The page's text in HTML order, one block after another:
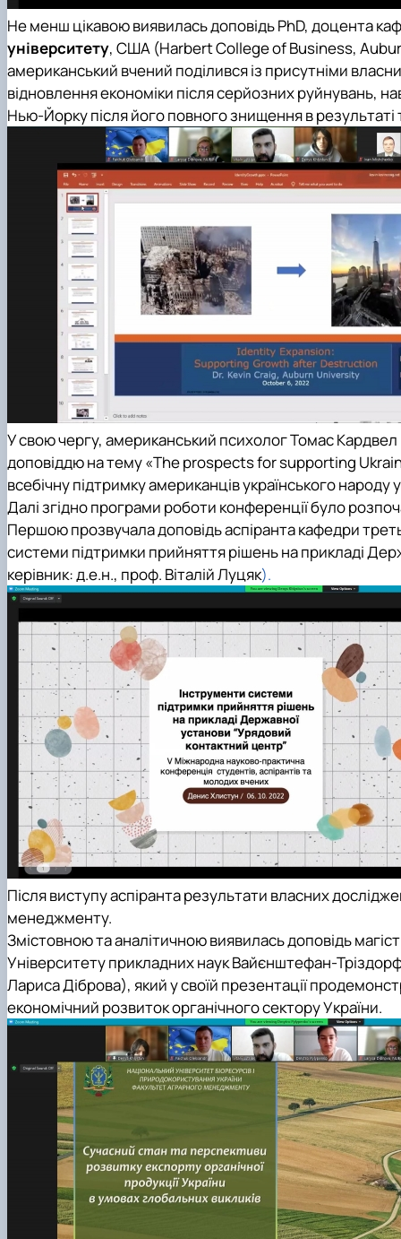
Не менш цікавою виявилась доповідь PhD, доцента
університету, США (Harbert College of Business,
американський вчений поділився із присутніми
відновлення економіки після серйозних руйнувань,
Нью-Йорку після його повного знищення в результаті
У свою чергу, американський психолог Томас
доповіддю на тему «The prospects for supporting
всебічну підтримку американців українського народу
Далі згідно програми роботи конференції було
Першою прозвучала доповідь аспіранта кафедри
системи підтримки прийняття рішень на прикладі
керівник: д.е.н., проф. Віталій Луцяк).
Після виступу аспіранта результати власних
менеджменту.
Змістовною та аналітичною виявилась доповідь
Університету прикладних наук Вайєнштефан-
Лариса Діброва), який у своїй презентації
економічний розвиток органічного сектору України.